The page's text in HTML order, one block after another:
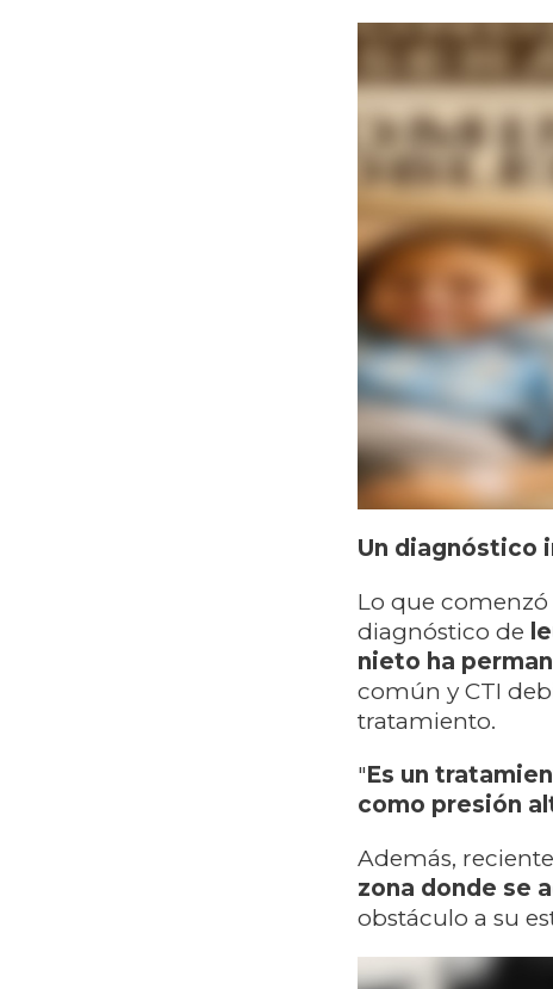
Un diagnóstico
Lo que
diagnóstico de
nieto ha
común y CTI
tratamiento.
"Es un
como presión
Además,
zona donde se
obstáculo a su